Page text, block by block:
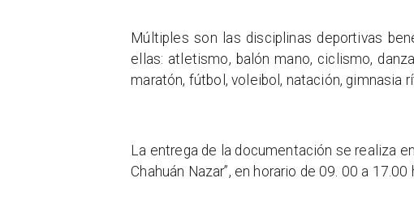
Múltiples son las disciplinas deportivas
ellas: atletismo, balón mano, ciclismo,
maratón, fútbol, voleibol, natación, gimnasia
La entrega de la documentación se realiza
Chahuán Nazar”, en horario de 09. 00 a 17.00